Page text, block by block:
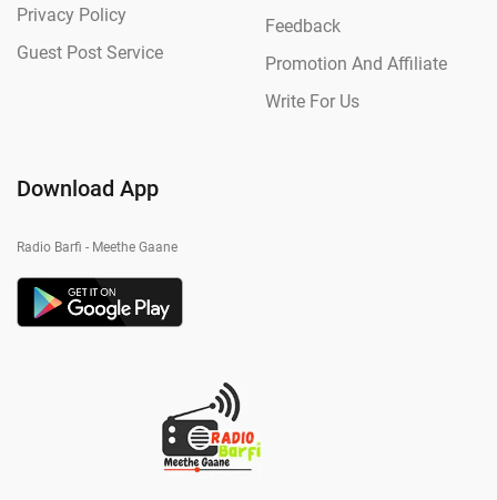
Privacy Policy
Guest Post Service
Feedback
Promotion And Affiliate
Write For Us
Download App
Radio Barfi - Meethe Gaane